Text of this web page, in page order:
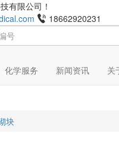
有限公司！
18662920231
化学服务 新闻资讯 关
块